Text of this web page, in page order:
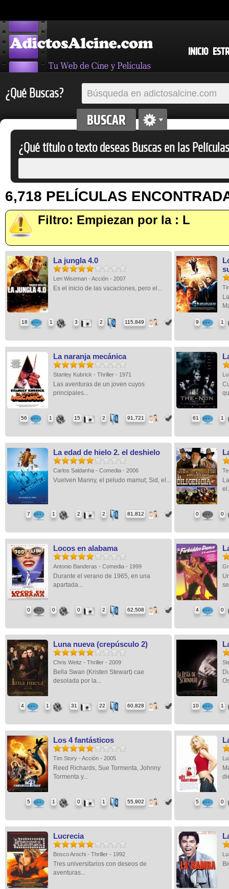
INICIO
¿Qué Buscas?
¿Qué título o texto deseas Buscas en las
6,718 PELÍCULAS
Filtro: Empiezan por la : L
La jungla 4.0
Len Wiseman - Acción - 2007
Es el inicio de las vacaciones, pero el...
18 1 3 2 115,849 9 1
La naranja mecánica
Stanley Kubrick - Thriller - 1971
Las aventuras de un joven cuyos
principales...
56 1 15 2 91,721 61 1
La edad de hielo 2. el deshielo
Carlos Saldanha - Comedia - 2006
Vuelven Manny, el peludo mamut; Sid, el...
7 1 2 2 81,812 0 0
Locos en alabama
Antonio Banderas - Comedia - 1999
Durante el verano de 1965, en una
apartada...
0 0 0 2 62,508 4 0
Luna nueva (crepúsculo 2)
Chris Weitz - Thriller - 2009
Bella Swan (Kristen Stewart) cae
desolada por la...
4 1 31 22 60,828 10 1
Los 4 fantásticos
Tim Story - Acción - 2005
Reed Richards, Sue Tormenta, Johnny
Tormenta y...
5 1 0 1 55,902 5 0
Lucrecia
Bosco Arochi - Thriller - 1992
Tres universitarios con deseos de
aventuras...